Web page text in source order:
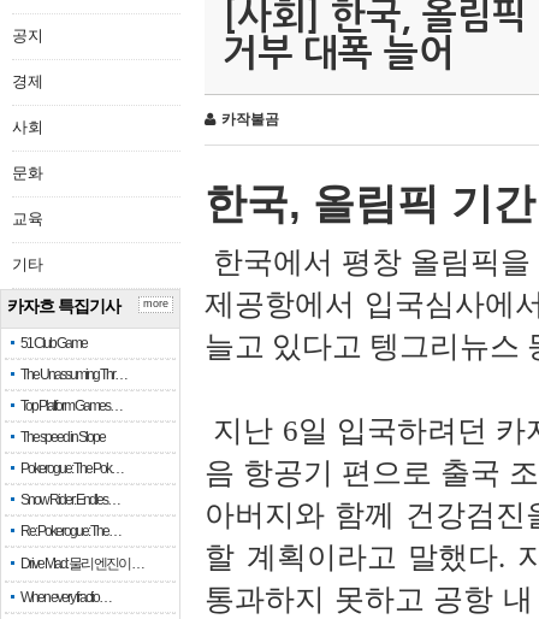
공지
경제
사회
문화
교육
기타
카자흐 특집기사
51 Club Game
The Unassuming Thr…
Top Platform Games…
The speed in Slope
Pokerogue: The Pok…
Snow Rider: Endles…
Re: Pokerogue: The…
Drive Mad: 물리 엔진이 …
When every fractio…
more
[사회] 한국, 올림
거부 대폭 늘어
카작불곰
한국, 올림픽 기
한국에서 평창 올림픽
제공항에서 입국심사에
늘고 있다고 텡그리뉴스
지난 6일 입국하려던
음 항공기 편으로 출국
아버지와 함께 건강검
할 계획이라고 말했다.
통과하지 못하고 공항